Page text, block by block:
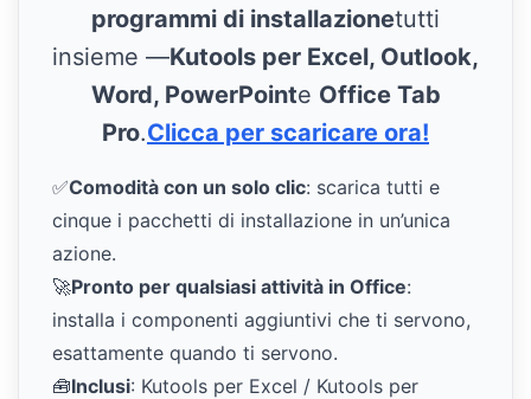
programmi di installazionetutti
insieme —Kutools per Excel, Outlook,
Word, PowerPointe Office Tab
Pro.Clicca per scaricare ora!
✅Comodità con un solo clic: scarica tutti e
cinque i pacchetti di installazione in un’unica
azione.
🚀Pronto per qualsiasi attività in Office:
installa i componenti aggiuntivi che ti servono,
esattamente quando ti servono.
🧰Inclusi: Kutools per Excel / Kutools per